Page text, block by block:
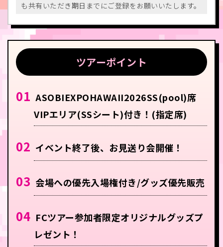
も共有いただき期日までにご登録をお願いいたします。
ツアーポイント
01 ASOBIEXPOHAWAII2026SS(pool)席
VIPエリア(SSシート)付き！(指定席)
02 イベント終了後、お見送り会開催！
03 会場への優先入場権付き/グッズ優先販売
04 FCツアー参加者限定オリジナルグッズプ
レゼント！